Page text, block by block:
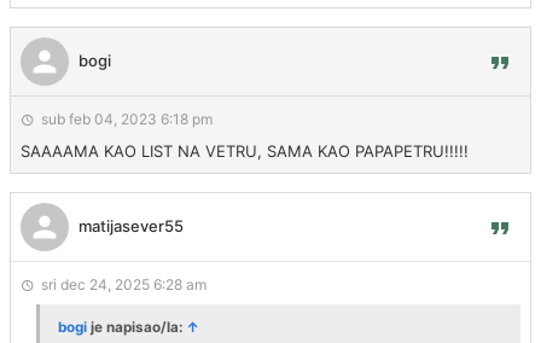
bogi
sub feb 04, 2023 6:18 pm
SAAAAMA KAO LIST NA VETRU, SAMA KAO PAPAPETRU!!!!!
matijasever55
sri dec 24, 2025 6:28 am
bogi je napisao/la: ↑